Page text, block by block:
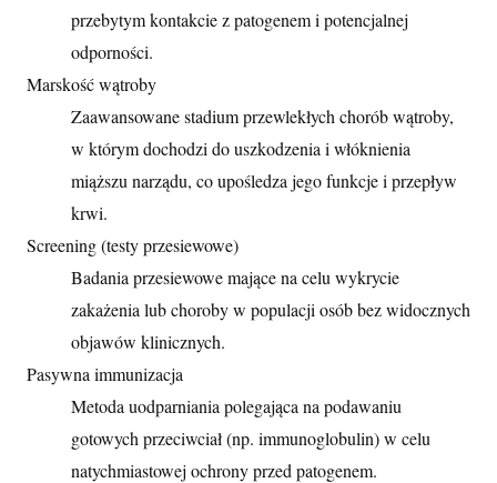
przebytym kontakcie z patogenem i potencjalnej
odporności.
Marskość wątroby
Zaawansowane stadium przewlekłych chorób wątroby,
w którym dochodzi do uszkodzenia i włóknienia
miąższu narządu, co upośledza jego funkcje i przepływ
krwi.
Screening (testy przesiewowe)
Badania przesiewowe mające na celu wykrycie
zakażenia lub choroby w populacji osób bez widocznych
objawów klinicznych.
Pasywna immunizacja
Metoda uodparniania polegająca na podawaniu
gotowych przeciwciał (np. immunoglobulin) w celu
natychmiastowej ochrony przed patogenem.